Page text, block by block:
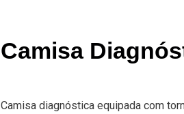
Camisa
Camisa diagnóstica equipada com